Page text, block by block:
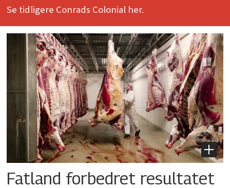
Se tidligere Conrads Colonial her.
Fatland forbedret resultatet